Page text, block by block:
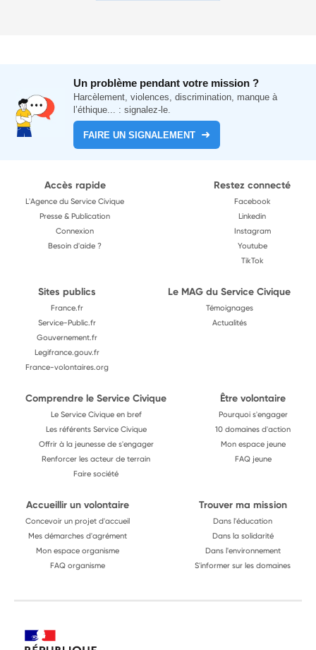
Un problème pendant votre mission ?
Harcèlement, violences, discrimination, manque à
l’éthique... : signalez-le.
FAIRE UN SIGNALEMENT
Accès rapide
L'Agence du Service Civique
Presse & Publication
Connexion
Besoin d'aide ?
Restez connecté
Facebook
Linkedin
Instagram
Youtube
TikTok
Sites publics
France.fr
Service-Public.fr
Gouvernement.fr
Legifrance.gouv.fr
France-volontaires.org
Le MAG du Service Civique
Témoignages
Actualités
Comprendre le Service Civique
Le Service Civique en bref
Les référents Service Civique
Offrir à la jeunesse de s'engager
Renforcer les acteur de terrain
Faire société
Être volontaire
Pourquoi s'engager
10 domaines d'action
Mon espace jeune
FAQ jeune
Accueillir un volontaire
Concevoir un projet d'accueil
Mes démarches d'agrément
Mon espace organisme
FAQ organisme
Trouver ma mission
Dans l'éducation
Dans la solidarité
Dans l'environnement
S'informer sur les domaines